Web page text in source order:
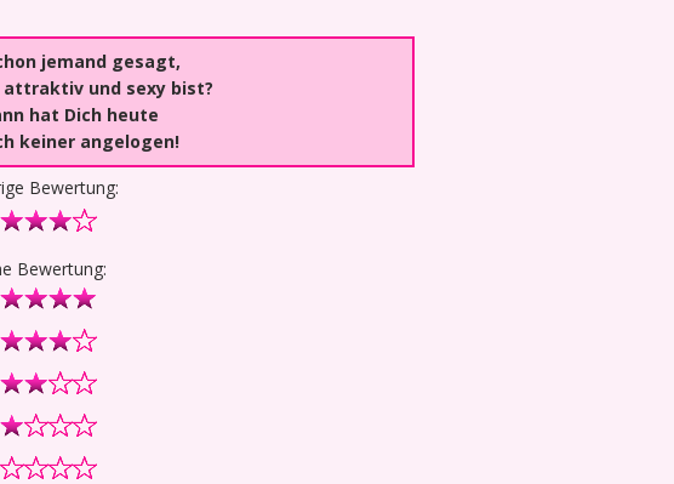
jemand gesagt,
attraktiv und sexy bist?
hat Dich heute
keiner angelogen!
Bewertung:
Bewertung: